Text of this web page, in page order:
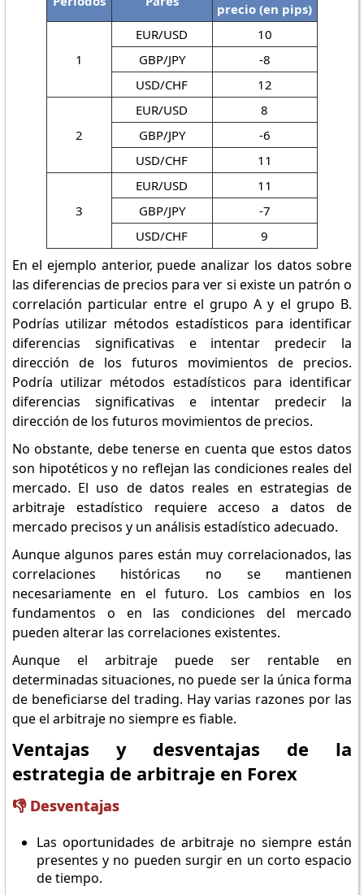
precio (en pips)
1
EUR/USD
10
GBP/JPY
-8
USD/CHF
12
2
EUR/USD
8
GBP/JPY
-6
USD/CHF
11
3
EUR/USD
11
GBP/JPY
-7
USD/CHF
9
En el ejemplo anterior, puede analizar los datos sobre
las diferencias de precios para ver si existe un patrón o
correlación particular entre el grupo A y el grupo B.
Podrías utilizar métodos estadísticos para identificar
diferencias significativas e intentar predecir la
dirección de los futuros movimientos de precios.
Podría utilizar métodos estadísticos para identificar
diferencias significativas e intentar predecir la
dirección de los futuros movimientos de precios.
No obstante, debe tenerse en cuenta que estos datos
son hipotéticos y no reflejan las condiciones reales del
mercado. El uso de datos reales en estrategias de
arbitraje estadístico requiere acceso a datos de
mercado precisos y un análisis estadístico adecuado.
Aunque algunos pares están muy correlacionados, las
correlaciones históricas no se mantienen
necesariamente en el futuro. Los cambios en los
fundamentos o en las condiciones del mercado
pueden alterar las correlaciones existentes.
Aunque el arbitraje puede ser rentable en
determinadas situaciones, no puede ser la única forma
de beneficiarse del trading. Hay varias razones por las
que el arbitraje no siempre es fiable.
Ventajas y desventajas de la
estrategia de arbitraje en Forex
👎 Desventajas
Las oportunidades de arbitraje no siempre están
presentes y no pueden surgir en un corto espacio
de tiempo.